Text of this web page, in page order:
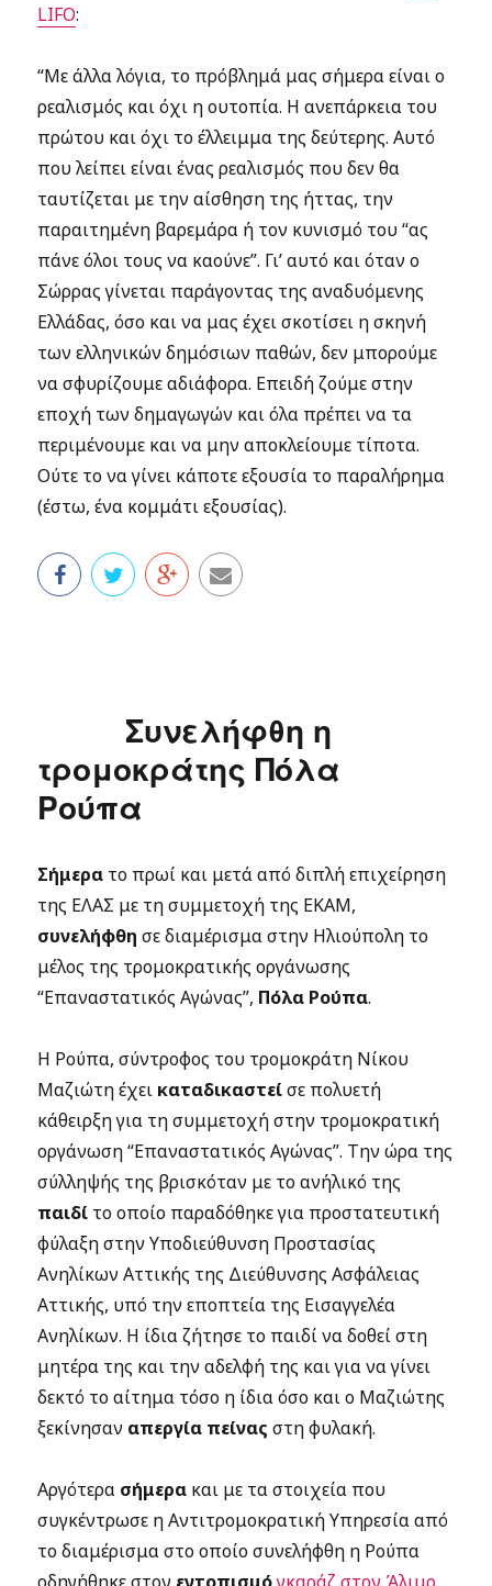
LIFO:
“Με άλλα λόγια, το πρόβλημά μας σήμερα είναι ο
ρεαλισμός και όχι η ουτοπία. Η ανεπάρκεια του
πρώτου και όχι το έλλειμμα της δεύτερης. Αυτό
που λείπει είναι ένας ρεαλισμός που δεν θα
ταυτίζεται με την αίσθηση της ήττας, την
παραιτημένη βαρεμάρα ή τον κυνισμό του “ας
πάνε όλοι τους να καούνε”. Γι’ αυτό και όταν ο
Σώρρας γίνεται παράγοντας της αναδυόμενης
Ελλάδας, όσο και να μας έχει σκοτίσει η σκηνή
των ελληνικών δημόσιων παθών, δεν μπορούμε
να σφυρίζουμε αδιάφορα. Επειδή ζούμε στην
εποχή των δημαγωγών και όλα πρέπει να τα
περιμένουμε και να μην αποκλείουμε τίποτα.
Ούτε το να γίνει κάποτε εξουσία το παραλήρημα
(έστω, ένα κομμάτι εξουσίας).
Συνελήφθη η
τρομοκράτης Πόλα
Ρούπα
Σήμερα το πρωί και μετά από διπλή επιχείρηση
της ΕΛΑΣ με τη συμμετοχή της ΕΚΑΜ,
συνελήφθη σε διαμέρισμα στην Ηλιούπολη το
μέλος της τρομοκρατικής οργάνωσης
“Επαναστατικός Αγώνας”, Πόλα Ρούπα.
Η Ρούπα, σύντροφος του τρομοκράτη Νίκου
Μαζιώτη έχει καταδικαστείσε πολυετή
κάθειρξη για τη συμμετοχή στην τρομοκρατική
οργάνωση “Επαναστατικός Αγώνας”. Την ώρα της
σύλληψής της βρισκόταν με το ανήλικό της
παιδί το οποίο παραδόθηκε για προστατευτική
φύλαξη στην Υποδιεύθυνση Προστασίας
Ανηλίκων Αττικής της Διεύθυνσης Ασφάλειας
Αττικής, υπό την εποπτεία της Εισαγγελέα
Ανηλίκων. Η ίδια ζήτησε το παιδί να δοθεί στη
μητέρα της και την αδελφή της και για να γίνει
δεκτό το αίτημα τόσο η ίδια όσο και ο Μαζιώτης
ξεκίνησαν απεργία πείνας στη φυλακή.
Αργότερα σήμερα και με τα στοιχεία που
συγκέντρωσε η Αντιτρομοκρατική Υπηρεσία από
το διαμέρισμα στο οποίο συνελήφθη η Ρούπα